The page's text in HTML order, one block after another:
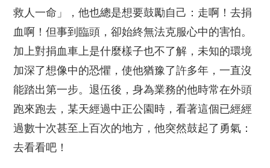
救人一命」，他也總是想要鼓勵自己：走啊！去捐
血啊！但事到臨頭，卻始終無法克服心中的害怕。
加上對捐血車上是什麼樣子也不了解，未知的環境
加深了想像中的恐懼，使他猶豫了許多年，一直沒
能踏出第一步。退伍後，身為業務的他時常在外頭
跑來跑去，某天經過中正公園時，看著這個已經經
過數十次甚至上百次的地方，他突然鼓起了勇氣：
去看看吧！